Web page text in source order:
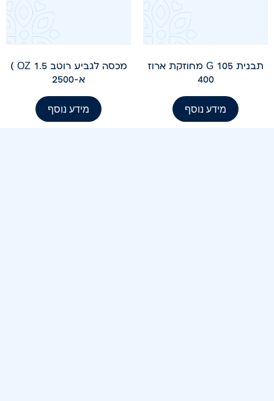
תבנית 105 G מחוזקת ארוז
400
מידע נוסף
מכסה לגביע רוטב 1.5 OZ )
א-2500
מידע נוסף